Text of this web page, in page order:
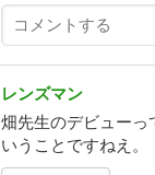
レンズマン
畑先生のデビューっ
いうことですねえ。